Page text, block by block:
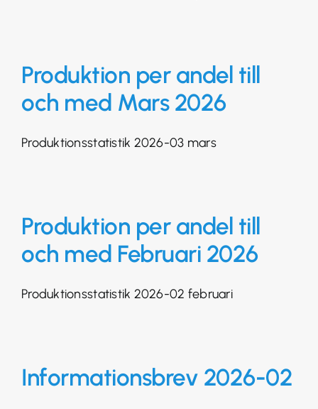
Produktion per andel till
och med Mars 2026
Produktionsstatistik 2026-03 mars
Produktion per andel till
och med Februari 2026
Produktionsstatistik 2026-02 februari
Informationsbrev 2026-02